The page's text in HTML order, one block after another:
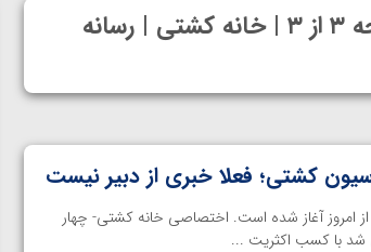
آرشیو بایگانی‌های انتخابات فدراسیون کشتی | صفحه ۳ از ۳ | خانه کشتی | رسانه
کشتی؛ فعلا خبری از دبیر نیست
امروز آغاز شده است. اختصاصی خانه کشتی- چهار